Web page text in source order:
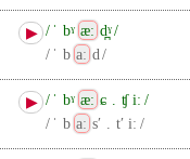
▶ / ˈ bˠ æː d̪ˠ/
/ ˈ b aː d /
▶ / ˈ bˠ æː ɕ ʧ iː /
/ ˈ b aː sʹ tʹ iː /